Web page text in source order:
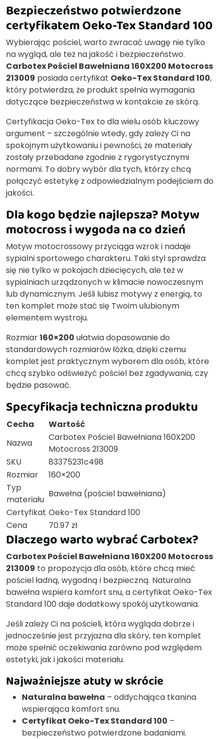
Bezpieczeństwo potwierdzone
certyfikatem Oeko-Tex Standard 100
Wybierając pościel, warto zwracać uwagę nie tylko
na wygląd, ale też na jakość i bezpieczeństwo.
Carbotex Pościel Bawełniana 160X200 Motocross
213009 posiada certyfikat Oeko-Tex Standard 100,
który potwierdza, że produkt spełnia wymagania
dotyczące bezpieczeństwa w kontakcie ze skórą.
Certyfikacja Oeko-Tex to dla wielu osób kluczowy
argument – szczególnie wtedy, gdy zależy Ci na
spokojnym użytkowaniu i pewności, że materiały
zostały przebadane zgodnie z rygorystycznymi
normami. To dobry wybór dla tych, którzy chcą
połączyć estetykę z odpowiedzialnym podejściem do
jakości.
Dla kogo będzie najlepsza? Motyw
motocross i wygoda na co dzień
Motyw motocrossowy przyciąga wzrok i nadaje
sypialni sportowego charakteru. Taki styl sprawdza
się nie tylko w pokojach dziecięcych, ale też w
sypialniach urządzonych w klimacie nowoczesnym
lub dynamicznym. Jeśli lubisz motywy z energią, to
ten komplet może stać się Twoim ulubionym
elementem wystroju.
Rozmiar160×200 ułatwia dopasowanie do
standardowych rozmiarów łóżka, dzięki czemu
komplet jest praktycznym wyborem dla osób, które
chcą szybko odświeżyć pościel bez zgadywania, czy
będzie pasować.
Specyfikacja techniczna produktu
Cecha
Wartość
Nazwa
Carbotex Pościel Bawełniana 160X200
Motocross 213009
SKU
83375231c498
Rozmiar
160×200
Typ
materiału
Bawełna (pościel bawełniana)
Certyfikat Oeko-Tex Standard 100
Cena
70.97 zł
Dlaczego warto wybrać Carbotex?
Carbotex Pościel Bawełniana 160X200 Motocross
213009 to propozycja dla osób, które chcą mieć
pościel ładną, wygodną i bezpieczną. Naturalna
bawełna wspiera komfort snu, a certyfikat Oeko-Tex
Standard 100 daje dodatkowy spokój użytkowania.
Jeśli zależy Ci na pościeli, która wygląda dobrze i
jednocześnie jest przyjazna dla skóry, ten komplet
może spełnić oczekiwania zarówno pod względem
estetyki, jak i jakości materiału.
Najważniejsze atuty w skrócie
Naturalna bawełna – oddychająca tkanina
wspierająca komfort snu.
Certyfikat Oeko-Tex Standard 100 –
bezpieczeństwo potwierdzone badaniami.